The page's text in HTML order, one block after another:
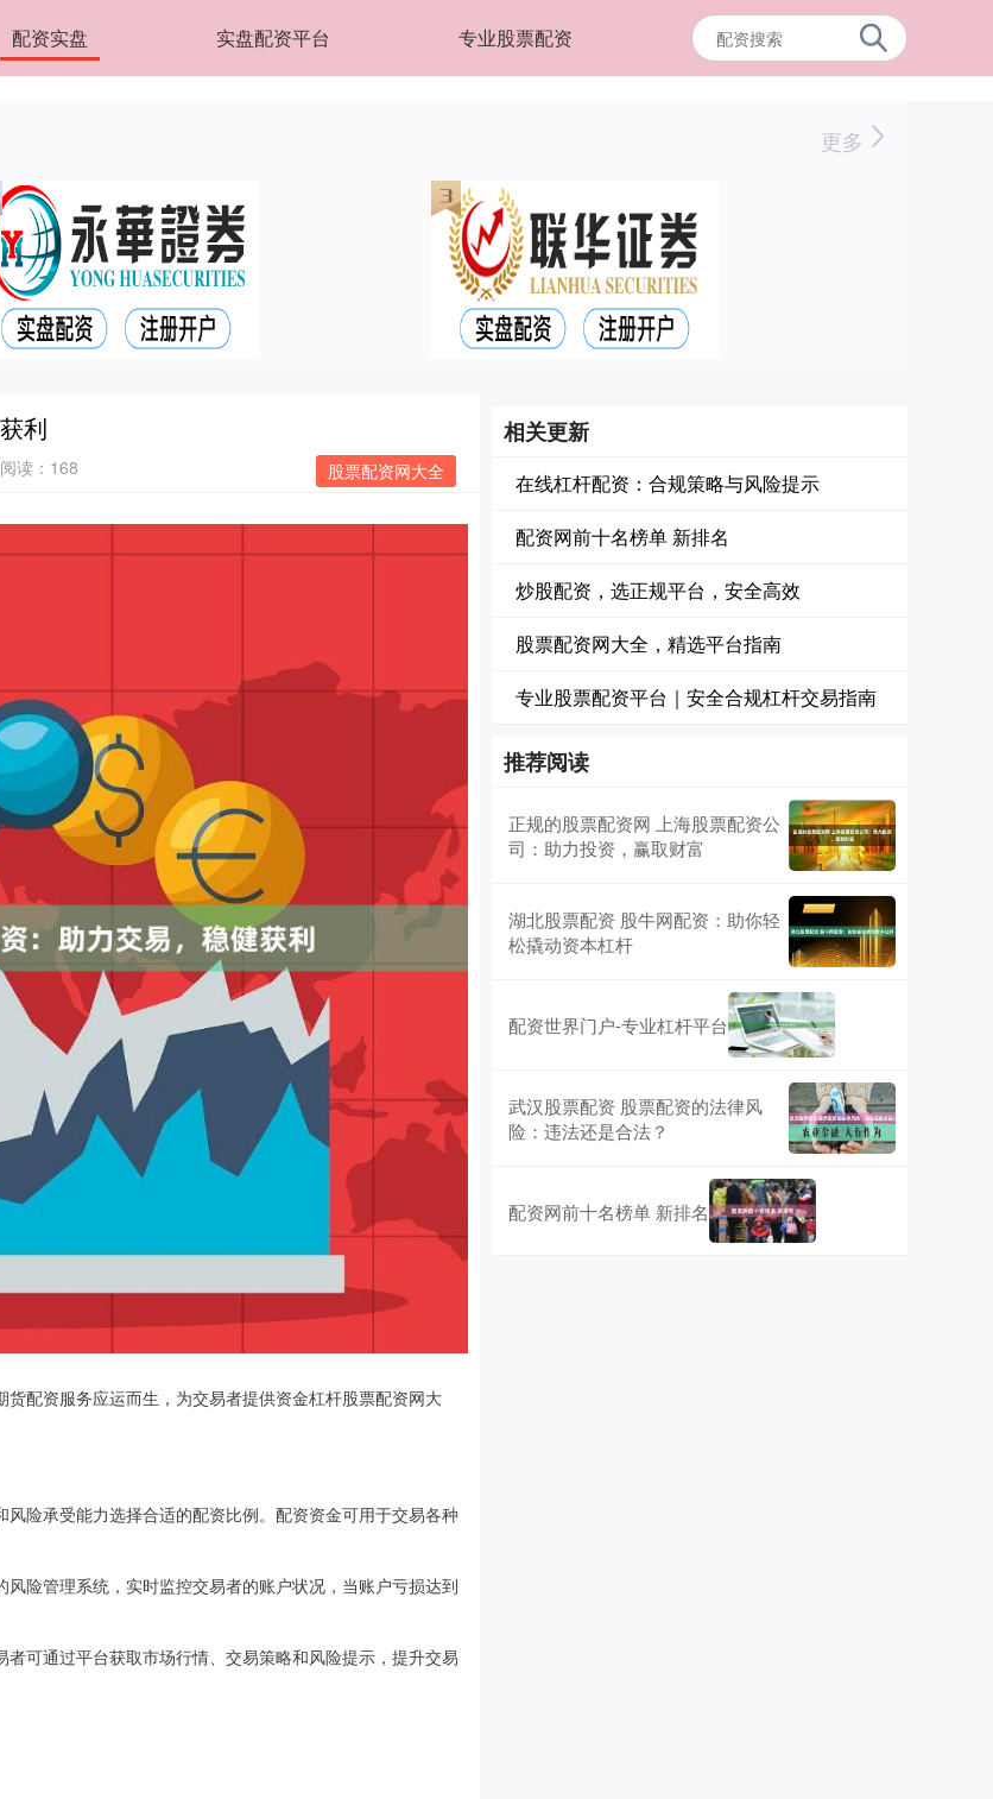
配资实盘 实盘配资平台 专业股票配资
更多
利
股票配资网大全
阅读：168
配资服务应运而生，为交易者提供资金杠杆股票配资网大
险承受能力选择合适的配资比例。配资资金可用于交易各种
险管理系统，实时监控交易者的账户状况，当账户亏损达到
可通过平台获取市场行情、交易策略和风险提示，提升交易
相关更新
在线杠杆配资：合规策略与风险提示
配资网前十名榜单 新排名
炒股配资，选正规平台，安全高效
股票配资网大全，精选平台指南
专业股票配资平台｜安全合规杠杆交易指南
推荐阅读
正规的股票配资网 上海股票配资公
司：助力投资，赢取财富
湖北股票配资 股牛网配资：助你轻
松撬动资本杠杆
配资世界门户-专业杠杆平台
武汉股票配资 股票配资的法律风
险：违法还是合法？
配资网前十名榜单 新排名